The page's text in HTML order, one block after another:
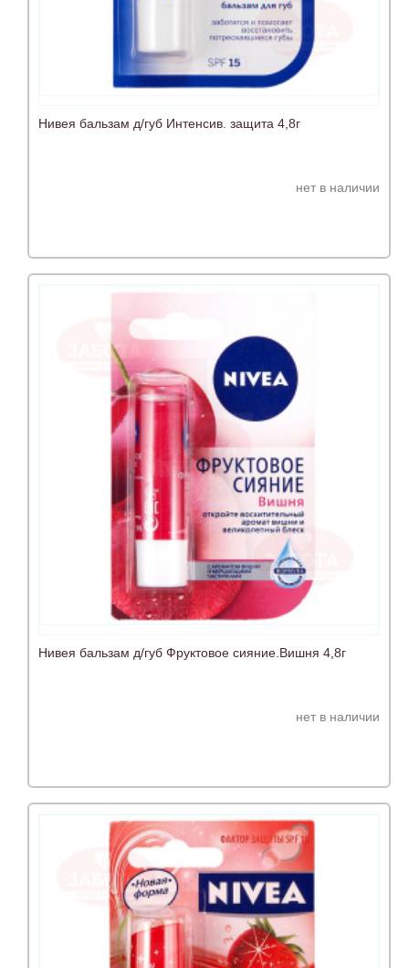
Нивея бальзам д/губ Интенсив. защита 4,8г
нет в наличии
Нивея бальзам д/губ Фруктовое сияние.Вишня 4,8г
нет в наличии